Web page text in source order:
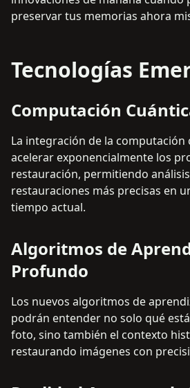
preservar tus memorias ahora
Tecnologías
Computación
La integración de la
acelerar exponencialmente los
restauración, permitiendo
restauraciones más precisas en
tiempo actual.
Algoritmos de
Profundo
Los nuevos algoritmos de
podrán entender no solo qué
foto, sino también el contexto
restaurando imágenes con